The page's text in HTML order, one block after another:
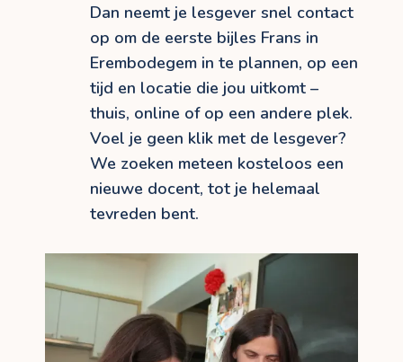
Dan neemt je lesgever snel contact
op om de eerste bijles Frans in
Erembodegem in te plannen, op een
tijd en locatie die jou uitkomt –
thuis, online of op een andere plek.
Voel je geen klik met de lesgever?
We zoeken meteen kosteloos een
nieuwe docent, tot je helemaal
tevreden bent.